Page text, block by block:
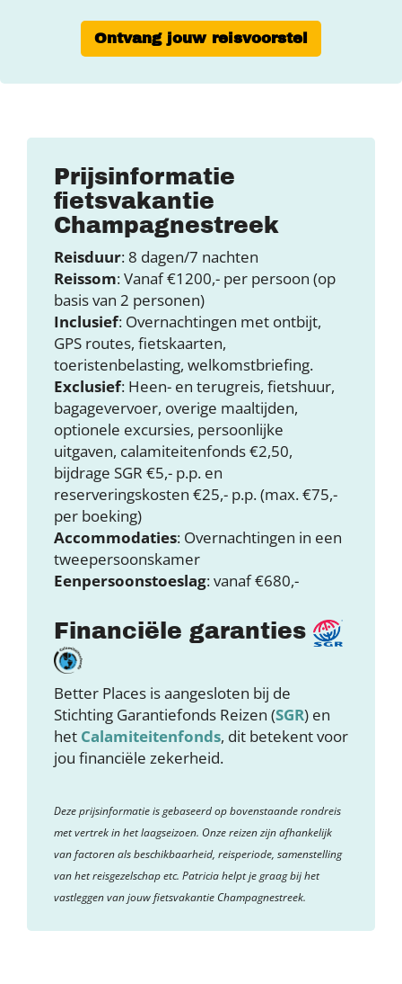
Ontvang jouw reisvoorstel
Prijsinformatie
fietsvakantie
Champagnestreek
Reisduur: 8 dagen/7 nachten
Reissom: Vanaf €1200,- per persoon (op
basis van 2 personen)
Inclusief: Overnachtingen met ontbijt,
GPS routes, fietskaarten,
toeristenbelasting, welkomstbriefing.
Exclusief: Heen- en terugreis, fietshuur,
bagagevervoer, overige maaltijden,
optionele excursies, persoonlijke
uitgaven, calamiteitenfonds €2,50,
bijdrage SGR €5,- p.p. en
reserveringskosten €25,- p.p. (max. €75,-
per boeking)
Accommodaties: Overnachtingen in een
tweepersoonskamer
Eenpersoonstoeslag: vanaf €680,-
Financiële garanties
Better Places is aangesloten bij de
Stichting Garantiefonds Reizen (SGR) en
het Calamiteitenfonds, dit betekent voor
jou financiële zekerheid.
Deze prijsinformatie is gebaseerd op bovenstaande rondreis
met vertrek in het laagseizoen. Onze reizen zijn afhankelijk
van factoren als beschikbaarheid, reisperiode, samenstelling
van het reisgezelschap etc. Patricia helpt je graag bij het
vastleggen van jouw fietsvakantie Champagnestreek.